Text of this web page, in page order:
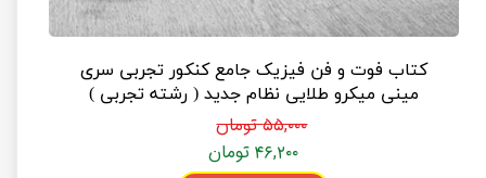
کتاب فوت و فن فیزیک جامع کنکور تجربی سری
مینی میکرو طلایی نظام جدید ( رشته تجربی )
۵۵,۰۰۰ تومان
۴۶,۲۰۰ تومان